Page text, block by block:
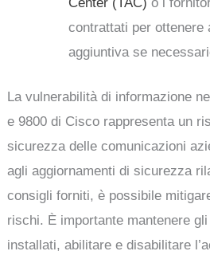
contrattati per ottenere
aggiuntiva se
La vulnerabilità di informazione
e 9800 di Cisco rappresenta un
sicurezza delle comunicazioni
agli aggiornamenti di sicurezza
consigli forniti, è possibile
rischi. È importante mantenere
installati, abilitare e disabilitare